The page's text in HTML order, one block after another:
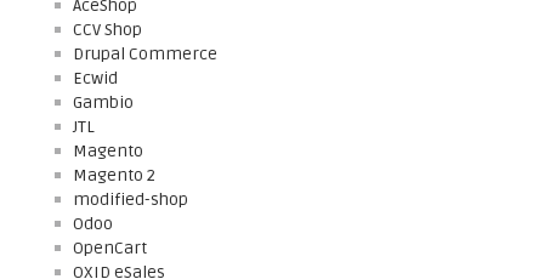
AceShop
CCV Shop
Drupal Commerce
Ecwid
Gambio
JTL
Magento
Magento 2
modified-shop
Odoo
OpenCart
OXID eSales